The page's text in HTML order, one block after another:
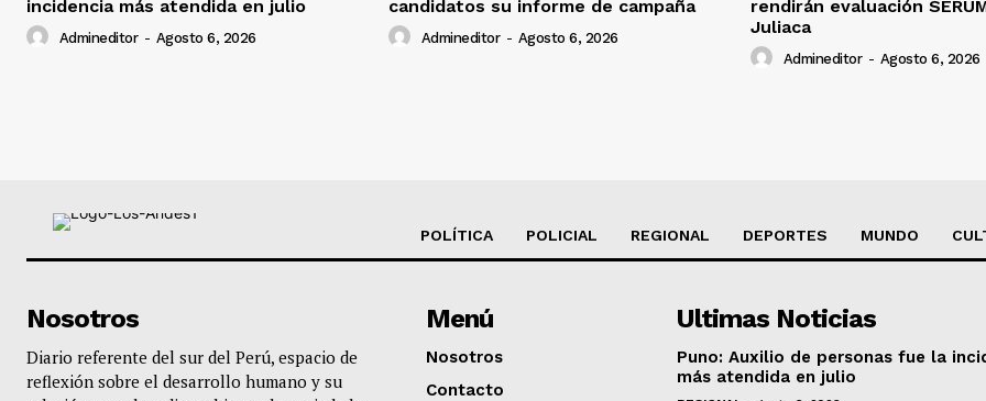
incidencia más atendida en julio
Admineditor - Agosto 6, 2026
candidatos su informe de campaña
Admineditor - Agosto 6, 2026
rendirán evaluación
Juliaca
Admineditor - Agosto 6, 2026
POLÍTICA POLICIAL REGIONAL DEPORTES MUNDO
Nosotros
Diario referente del sur del Perú, espacio de
reflexión sobre el desarrollo humano y su
Menú
Nosotros
Contacto
Ultimas Noticias
Puno: Auxilio de personas fue la
más atendida en julio